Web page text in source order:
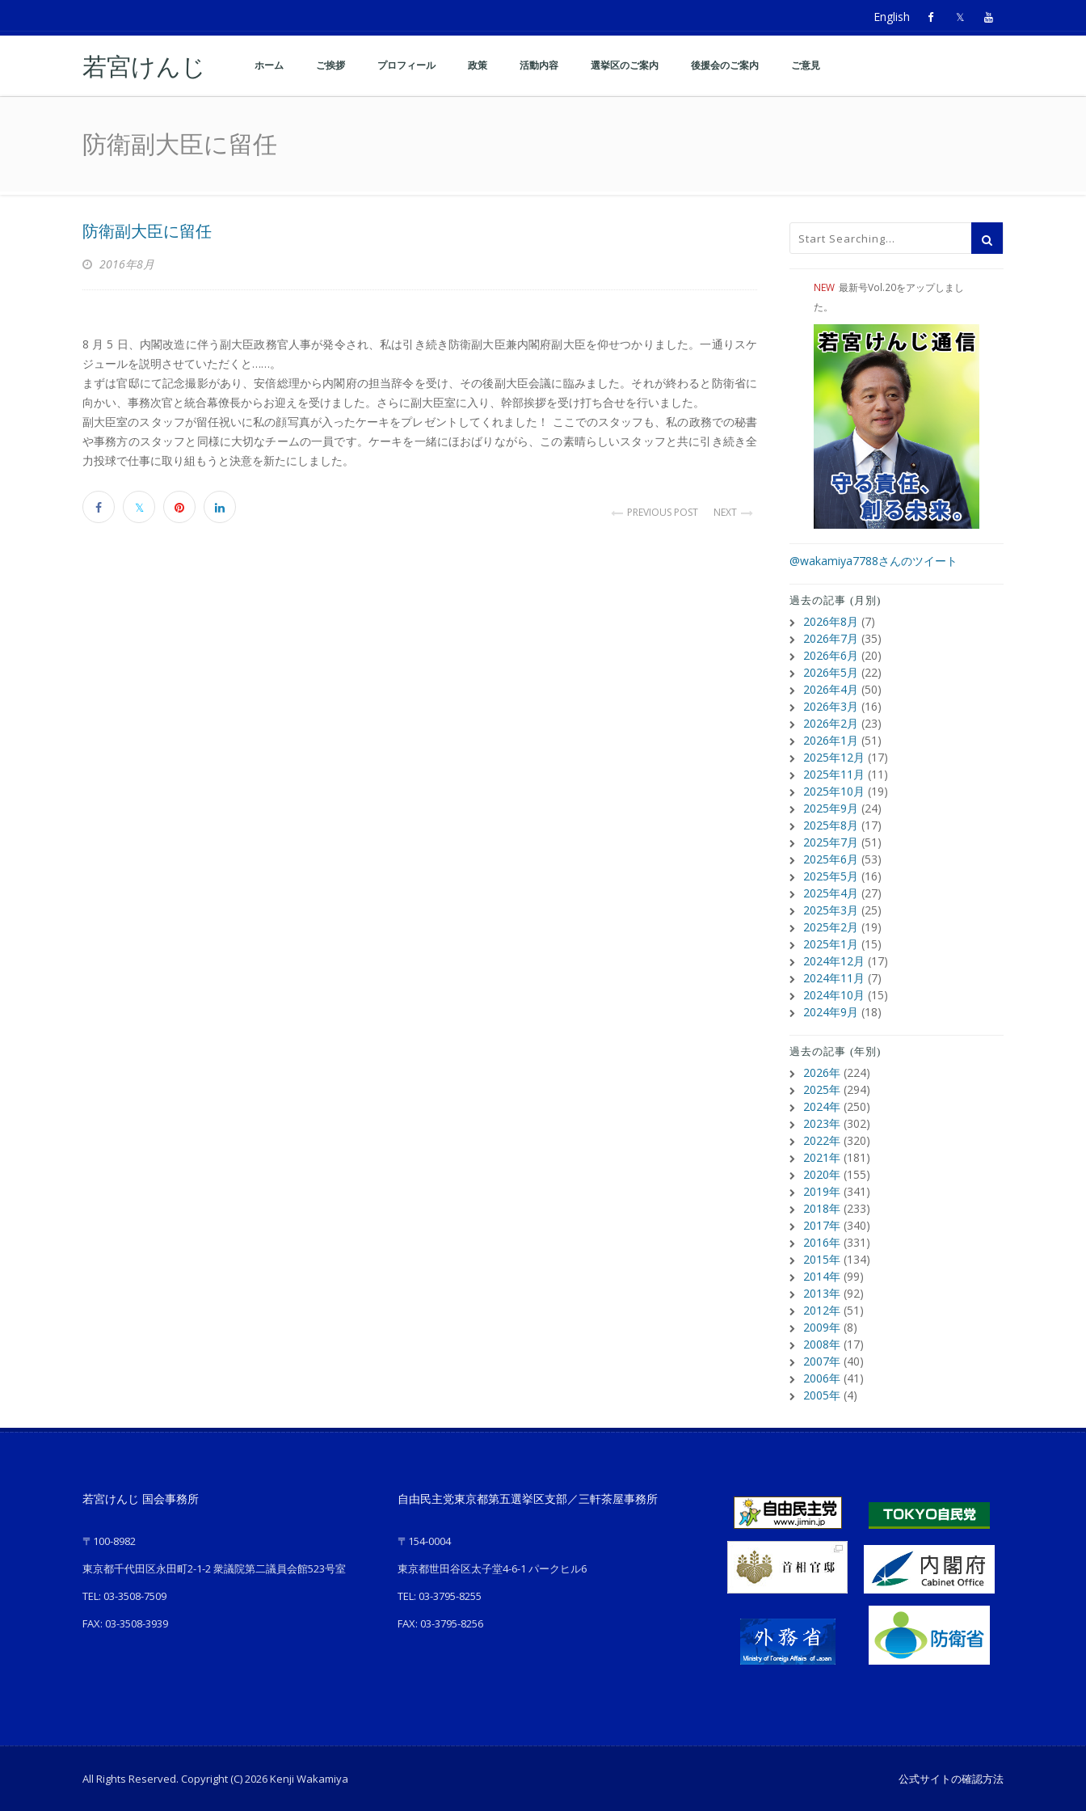
English
若宮けんじ ホーム ご挨拶 プロフィール 政策 活動内容 選挙区のご案内 後援会のご案内 ご意見
防衛副大臣に留任
防衛副大臣に留任
2016年8月
8 月 5 日、内閣改造に伴う副大臣政務官人事が発令され、私は引き続き防衛副大臣兼内閣府副大臣を仰せつかりました。一通りスケ
ジュールを説明させていただくと……。
まずは官邸にて記念撮影があり、安倍総理から内閣府の担当辞令を受け、その後副大臣会議に臨みました。それが終わると防衛省に
向かい、事務次官と統合幕僚長からお迎えを受けました。さらに副大臣室に入り、幹部挨拶を受け打ち合せを行いました。
副大臣室のスタッフが留任祝いに私の顔写真が入ったケーキをプレゼントしてくれました！ ここでのスタッフも、私の政務での秘書
や事務方のスタッフと同様に大切なチームの一員です。ケーキを一緒にほおばりながら、この素晴らしいスタッフと共に引き続き全
力投球で仕事に取り組もうと決意を新たにしました。
PREVIOUS POST NEXT
NEW 最新号Vol.20をアップしまし
た。
@wakamiya7788さんのツイート
過去の記事 (月別)
2026年8月 (7)
2026年7月 (35)
2026年6月 (20)
2026年5月 (22)
2026年4月 (50)
2026年3月 (16)
2026年2月 (23)
2026年1月 (51)
2025年12月 (17)
2025年11月 (11)
2025年10月 (19)
2025年9月 (24)
2025年8月 (17)
2025年7月 (51)
2025年6月 (53)
2025年5月 (16)
2025年4月 (27)
2025年3月 (25)
2025年2月 (19)
2025年1月 (15)
2024年12月 (17)
2024年11月 (7)
2024年10月 (15)
2024年9月 (18)
過去の記事 (年別)
2026年 (224)
2025年 (294)
2024年 (250)
2023年 (302)
2022年 (320)
2021年 (181)
2020年 (155)
2019年 (341)
2018年 (233)
2017年 (340)
2016年 (331)
2015年 (134)
2014年 (99)
2013年 (92)
2012年 (51)
2009年 (8)
2008年 (17)
2007年 (40)
2006年 (41)
2005年 (4)
若宮けんじ 国会事務所
〒100-8982
東京都千代田区永田町2-1-2 衆議院第二議員会館523号室
TEL: 03-3508-7509
FAX: 03-3508-3939
自由民主党東京都第五選挙区支部／三軒茶屋事務所
〒154-0004
東京都世田谷区太子堂4-6-1 パークヒル6
TEL: 03-3795-8255
FAX: 03-3795-8256
All Rights Reserved. Copyright (C) 2026 Kenji Wakamiya 公式サイトの確認方法